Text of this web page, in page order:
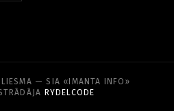
— SIA «IMANTA INFO»
RYDELCODE